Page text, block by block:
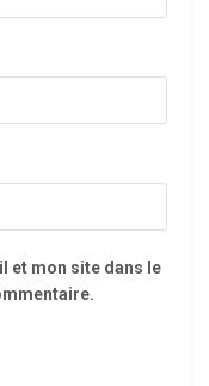
et mon site dans le